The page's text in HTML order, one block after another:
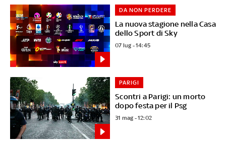
La nuova stagione nella Casa
dello Sport di Sky
DA NON PERDERE
07 lug - 14:45
Scontri a Parigi: un morto
dopo festa per il Psg
PARIGI
31 mag - 12:02